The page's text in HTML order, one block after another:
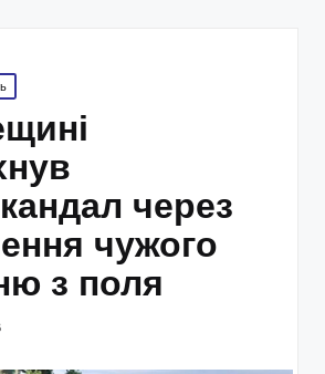
через
чужого
з поля